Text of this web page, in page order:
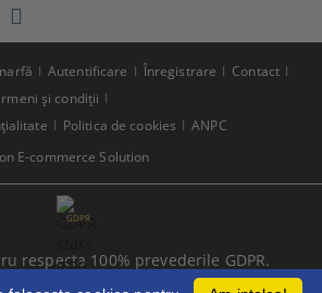
E-commerce Solution
Autentificare Înregistrare
Contact
şi condiţii
Politica de cookies ANPC
GDPR
respecta 100% prevederile GDPR.
politica de confidentialitate